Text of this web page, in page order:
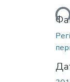
Вантажиться...